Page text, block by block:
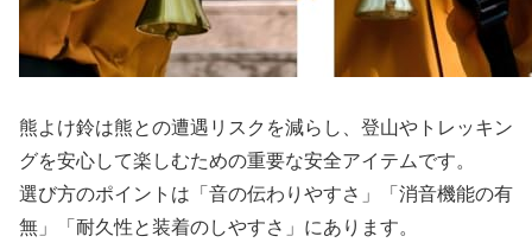
熊よけ鈴は熊との遭遇リスクを減らし、登山やトレッキン
グを安心して楽しむための重要な安全アイテムです。
選び方のポイントは「音の伝わりやすさ」「消音機能の有
無」「耐久性と装着のしやすさ」にあります。